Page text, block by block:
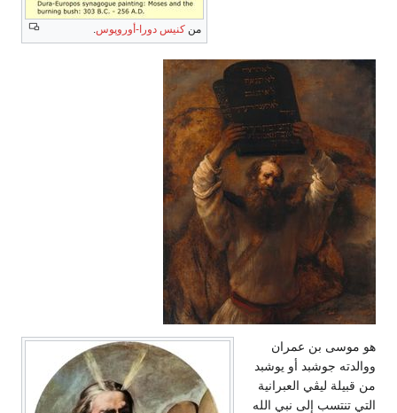
من كنيس دورا-أوروپوس
هو موسى بن عمران
ووالدته جوشبد أو يوشبد
من قبيلة ليڤي العبرانية
التي تنتسب إلى نبي الله